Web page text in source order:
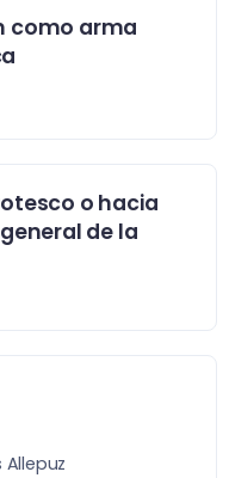
como arma
o hacia
de la